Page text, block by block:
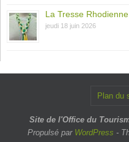
La Tresse
jeudi 18 juin 2026
Plan du
Site de l'Office du
Propulsé par WordPress -